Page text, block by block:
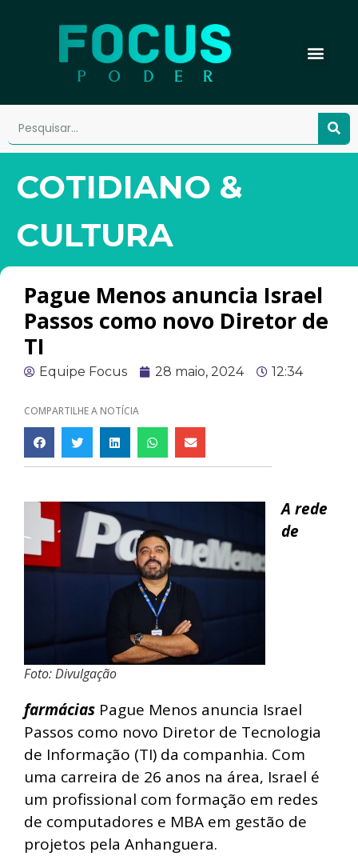
COTIDIANO &
CULTURA
Pague Menos anuncia Israel
Passos como novo Diretor de
TI
Equipe Focus 28 maio, 2024 12:34
COMPARTILHE A NOTÍCIA
Foto: Divulgação
A rede
de
farmácias Pague Menos anuncia Israel
Passos como novo Diretor de Tecnologia
de Informação (TI) da companhia. Com
uma carreira de 26 anos na área, Israel é
um profissional com formação em redes
de computadores e MBA em gestão de
projetos pela Anhanguera.